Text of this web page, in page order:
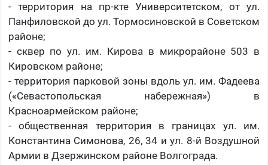
- территория на пр-кте Университетском, от ул.
Панфиловской до ул. Тормосиновской в Советском
районе;
- сквер по ул. им. Кирова в микрорайоне 503 в
Кировском районе;
- территория парковой зоны вдоль ул. им. Фадеева
(«Севастопольская набережная») в
Красноармейском районе;
- общественная территория в границах ул. им.
Константина Симонова, 26, 34 и ул. 8-й Воздушной
Армии в Дзержинском районе Волгограда.